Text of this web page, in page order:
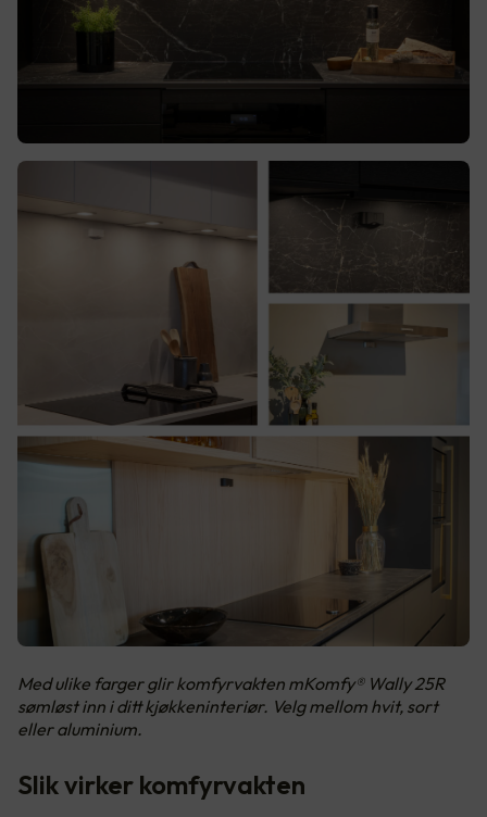
Med ulike farger glir komfyrvakten mKomfy® Wally 25R
sømløst inn i ditt kjøkkeninteriør. Velg mellom hvit, sort
eller aluminium.
Slik virker komfyrvakten